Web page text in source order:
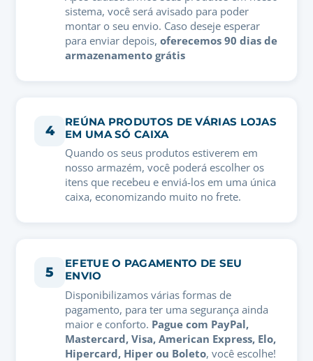
sistema, você será avisado para poder
montar o seu envio. Caso deseje esperar
para enviar depois, oferecemos 90 dias de
armazenamento grátis
4
REÚNA PRODUTOS DE VÁRIAS LOJAS
EM UMA SÓ CAIXA
Quando os seus produtos estiverem em
nosso armazém, você poderá escolher os
itens que recebeu e enviá-los em uma única
caixa, economizando muito no frete.
5
EFETUE O PAGAMENTO DE SEU
ENVIO
Disponibilizamos várias formas de
pagamento, para ter uma segurança ainda
maior e conforto. Pague com PayPal,
Mastercard, Visa, American Express, Elo,
Hipercard, Hiper ou Boleto, você escolhe!